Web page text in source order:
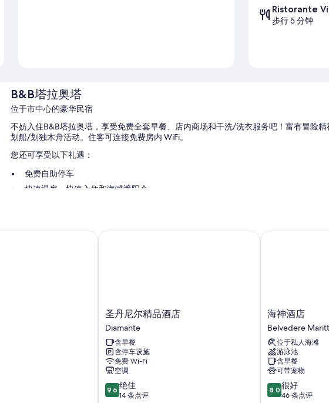
Ristorante
步行 5 分钟
B&B塔拉奥塔
位于市中心的豪华民宿
不妨入住B&B塔拉奥塔，享受免费全套早餐、店内商场和干洗/洗衣服务吧！富有冒险
划船/划独木舟活动。住客可连接免费房内 WiFi。
您还可享受以下礼遇：
免费自助停车
快速退房、快速入住和海滩遮阳伞
衣柜/壁橱、电热水壶和每日客房清洁服务
圣
丹
尼
尔
精
品
酒
店
Diamante
圣丹尼尔精品酒店
Diamante
含早餐
含停车设施
免费 Wi-Fi
空调
9.6
分，
9.6 绝佳
14 条点评
圣丹尼尔精品酒店
海
神
酒
店
Belvedere
Marittimo
海神酒店
Belvedere
位于私人海滩
游泳池
含早餐
可带宠物
8.0
分，
8.0 很好
46 条点评
海神酒店